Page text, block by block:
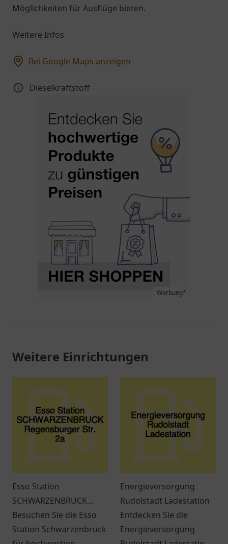
Möglichkeiten für Ausflüge bieten.
Weitere Infos
Bei Google Maps anzeigen
Dieselkraftstoff
Werbung*
Weitere Einrichtungen
Esso Station
SCHWARZENBRUCK
Regensburger Str. 2a
Besuchen Sie die Esso
Station Schwarzenbruck
Energieversorgung
Rudolstadt Ladestation
Entdecken Sie die
Energieversorgung